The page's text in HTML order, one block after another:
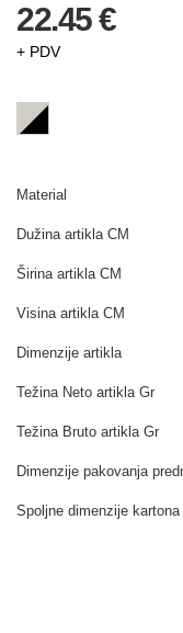
22.45 €
+ PDV
Material
Dužina artikla CM
Širina artikla CM
Visina artikla CM
Dimenzije artikla
Težina Neto artikla Gr
Težina Bruto artikla Gr
Dimenzije pakovanja
Spoljne dimenzije kartona